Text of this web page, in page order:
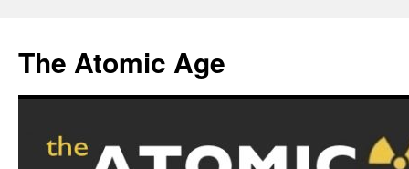
content
The Atomic Age